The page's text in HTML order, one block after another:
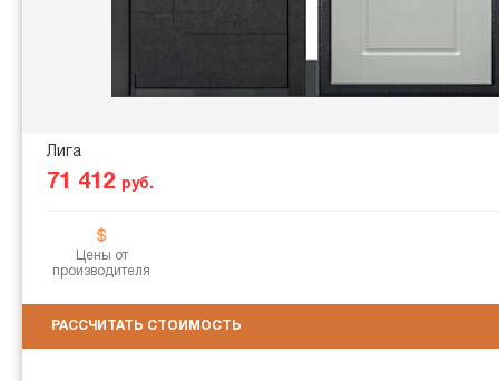
Лига
71 412 руб.
Цены от
производителя
РАССЧИТАТЬ СТОИМОСТЬ